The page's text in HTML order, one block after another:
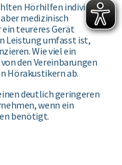
Hörhilfen individuell
medizinisch
ein teureres Gerät
Leistung umfasst ist,
Wie viel ein
den Vereinbarungen
Hörakustikern ab.
deutlich geringeren
wenn ein
benötigt.